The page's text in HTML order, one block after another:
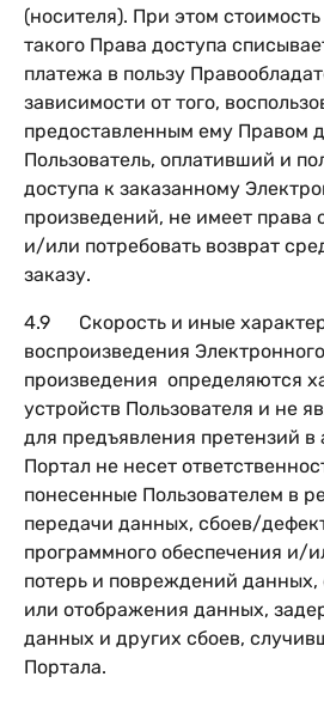
(носителя). При этом
такого Права доступа
платежа в пользу
зависимости от того,
предоставленным ему Правом
Пользователь, оплативший и
доступа к заказанному
произведений, не имеет права
и/или потребовать возврат
заказу.
4.9 Скорость и иные
воспроизведения
произведения определяются
устройств Пользователя и не
для предъявления претензий в
Портал не несет
понесенные Пользователем в
передачи данных, сбоев/
программного обеспечения и/
потерь и повреждений данных,
или отображения данных,
данных и других сбоев,
Портала.